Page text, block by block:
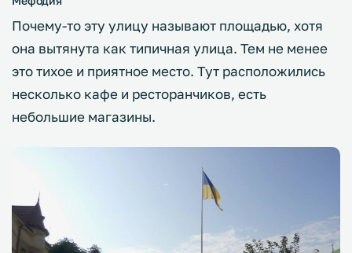
Почему-то эту улицу называют площадью, хотя
она вытянута как типичная улица. Тем не менее
это тихое и приятное место. Тут расположились
несколько кафе и ресторанчиков, есть
небольшие магазины.